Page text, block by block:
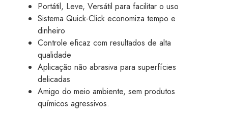
Portátil, Leve, Versátil para facilitar o uso
Sistema Quick-Click economiza tempo e
dinheiro
Controle eficaz com resultados de alta
qualidade
Aplicação não abrasiva para superfícies
delicadas
Amigo do meio ambiente, sem produtos
químicos agressivos.